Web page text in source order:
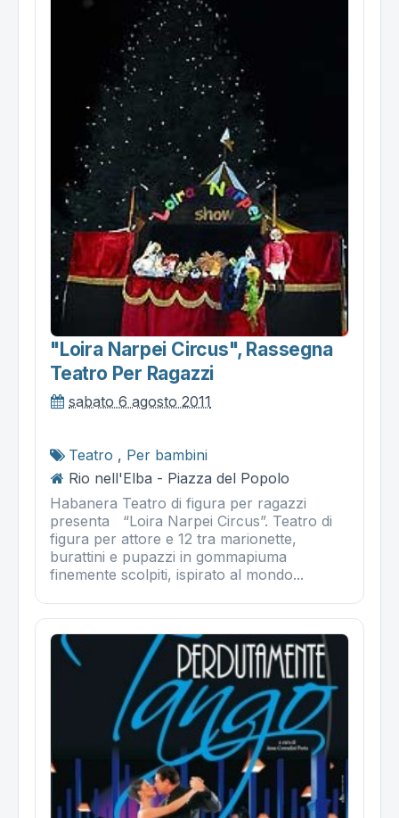
"loira Narpei Circus", Rassegna
Teatro Per Ragazzi
sabato 6 agosto 2011
Teatro , Per bambini
Rio nell'Elba - Piazza del Popolo
Habanera Teatro di figura per ragazzi
presenta “Loira Narpei Circus”. Teatro di
figura per attore e 12 tra marionette,
burattini e pupazzi in gommapiuma
finemente scolpiti, ispirato al mondo...